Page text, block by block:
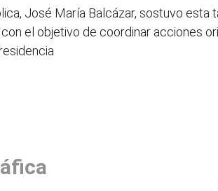
José María Balcázar, sostuvo
el objetivo de coordinar acciones